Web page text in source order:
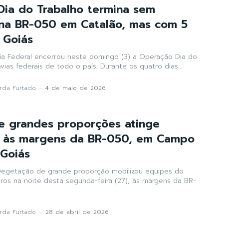
do Trabalho termina sem
BR-050 em Catalão, mas com 5
Federal encerrou neste domingo (3) a Operação Dia do
federais de todo o país. Durante os quatro dias...
Furtado - 4 de maio de 2026
grandes proporções atinge
margens da BR-050, em Campo
de grande proporção mobilizou equipes do
na noite desta segunda-feira (27), às margens da BR-
Furtado - 28 de abril de 2026